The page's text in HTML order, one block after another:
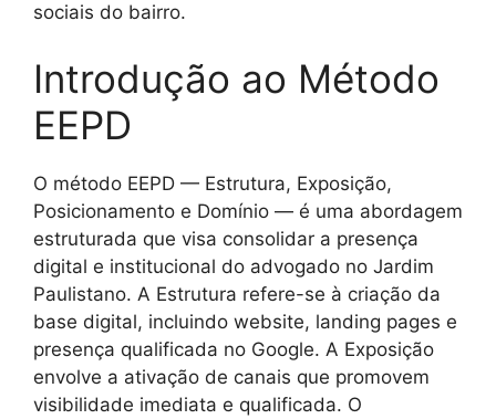
sociais do bairro.
Introdução ao Método
EEPD
O método EEPD — Estrutura, Exposição,
Posicionamento e Domínio — é uma abordagem
estruturada que visa consolidar a presença
digital e institucional do advogado no Jardim
Paulistano. A Estrutura refere-se à criação da
base digital, incluindo website, landing pages e
presença qualificada no Google. A Exposição
envolve a ativação de canais que promovem
visibilidade imediata e qualificada. O